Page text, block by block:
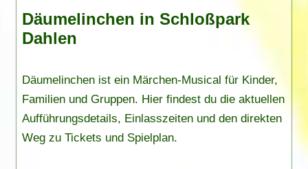
Däumelinchen in Schloßpark
Dahlen
Däumelinchen ist ein Märchen-Musical für Kinder,
Familien und Gruppen. Hier findest du die aktuellen
Aufführungsdetails, Einlasszeiten und den direkten
Weg zu Tickets und Spielplan.